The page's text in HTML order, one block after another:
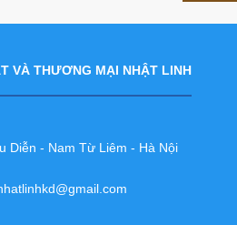
VÀ THƯƠNG MẠI NHẬT LINH
Diễn - Nam Từ Liêm - Hà Nội